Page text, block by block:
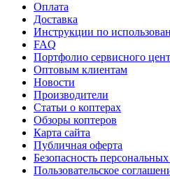
Оплата
Доставка
Инструкции по
FAQ
Портфолио сервисного
Оптовым клиентам
Новости
Производители
Статьи о коптерах
Обзоры коптеров
Карта сайта
Публичная оферта
Безопасность
Пользовательское